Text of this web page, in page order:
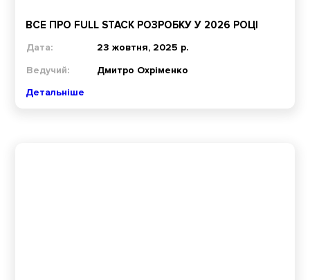
ВСЕ ПРО FULL STACK РОЗРОБКУ У 2026 РОЦІ
Дата:
23 жовтня, 2025 р.
Ведучий:
Дмитро Охріменко
Детальніше